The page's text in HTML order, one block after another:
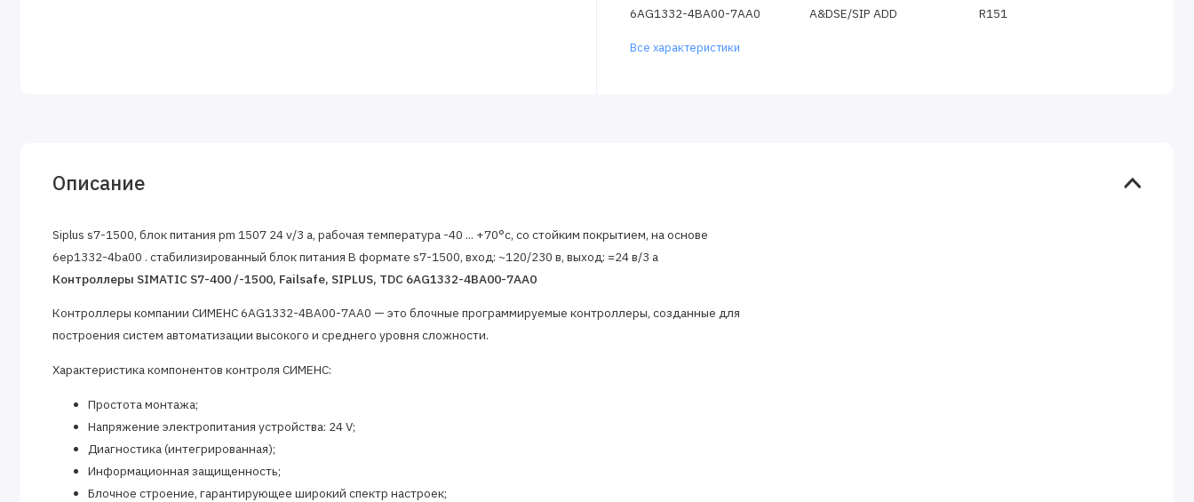
6AG1332-4BA00-7AA0 A&DSE/SIP ADD R151
Все характеристики
Описание
Siplus s7-1500, блок питания pm 1507 24 v/3 a, рабочая температура -40 ... +70°c, со стойким покрытием, на основе
6ep1332-4ba00 . стабилизированный блок питания В формате s7-1500, вход: ~120/230 в, выход: =24 в/3 а
Контроллеры SIMATIC S7-400 /-1500, Failsafe, SIPLUS, TDC 6AG1332-4BA00-7AA0
Контроллеры компании СИМЕНС 6AG1332-4BA00-7AA0 — это блочные программируемые контроллеры, созданные для
построения систем автоматизации высокого и среднего уровня сложности.
Характеристика компонентов контроля СИМЕНС:
Простота монтажа;
Напряжение электропитания устройства: 24 V;
Диагностика (интегрированная);
Информационная защищенность;
Блочное строение, гарантирующее широкий спектр настроек;